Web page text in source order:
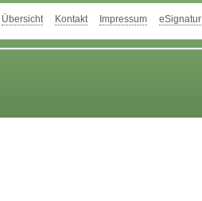
Übersicht Kontakt Impressum eSignatur